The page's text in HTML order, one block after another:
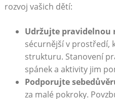
rozvoj vašich dětí:
Udržujte pravidelnou
sécurnější v prostředí,
strukturu. Stanovení
spánek a aktivity jim
Podporujte
za malé pokroky.